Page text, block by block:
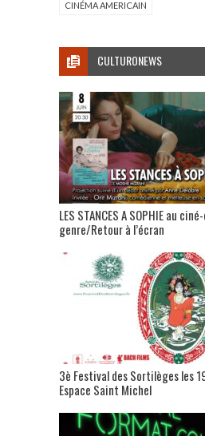
CINÉMA AMERICAIN
CULTURONEWS
LES STANCES A SOPHIE au
genre/Retour à l’écran
3è Festival des Sortilèges les
Espace Saint Michel